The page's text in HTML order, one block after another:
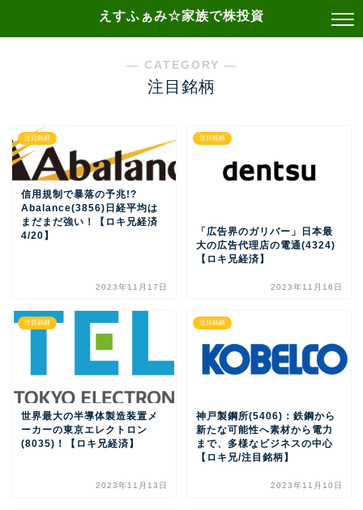
えすふぁみ☆家族で株投資
― CATEGORY ―
注目銘柄
注目銘柄
信用規制で暴落の予兆!?
Abalance(3856)日経平均は
まだまだ強い！【ロキ兄経済
4/20】
2023年11月17日
注目銘柄
「広告界のガリバー」日本最
大の広告代理店の電通(4324)
【ロキ兄経済】
2023年11月16日
注目銘柄
世界最大の半導体製造装置メ
ーカーの東京エレクトロン
(8035)！【ロキ兄経済】
2023年11月13日
注目銘柄
神戸製鋼所(5406)：鉄鋼から
新たな可能性へ素材から電力
まで、多様なビジネスの中心
【ロキ兄/注目銘柄】
2023年11月10日